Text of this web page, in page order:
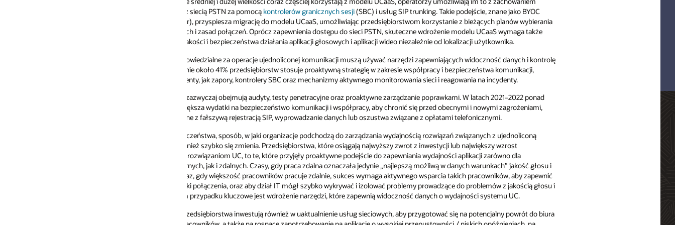
(SBC) i usług SIP trunking. Takie podejście, znane jako BYOC
przyspiesza migrację do modelu UCaaS, umożliwiając przedsiębiorstwom korzystanie z bieżących planów wybierania
i zasad połączeń. Oprócz zapewnienia dostępu do sieci PSTN, skuteczne wdrożenie modelu UCaaS wymaga także
i bezpieczeństwa działania aplikacji głosowych i aplikacji wideo niezależnie od lokalizacji użytkownika.
za operacje ujednoliconej komunikacji muszą używać narzędzi zapewniających widoczność danych i kontrolę
około 41% przedsiębiorstw stosuje proaktywną strategię w zakresie współpracy i bezpieczeństwa komunikacji,
jak zapory, kontrolery SBC oraz mechanizmy aktywnego monitorowania sieci i reagowania na incydenty.
obejmują audyty, testy penetracyjne oraz proaktywne zarządzanie poprawkami. W latach 2021–2022 ponad
wydatki na bezpieczeństwo komunikacji i współpracy, aby chronić się przed obecnymi i nowymi zagrożeniami,
z fałszywą rejestracją SIP, wyprowadzanie danych lub oszustwa związane z opłatami telefonicznymi.
sposób, w jaki organizacje podchodzą do zarządzania wydajnością rozwiązań związanych z ujednoliconą
szybko się zmienia. Przedsiębiorstwa, które osiągają najwyższy zwrot z inwestycji lub największy wzrost
UC, to te, które przyjęły proaktywne podejście do zapewniania wydajności aplikacji zarówno dla
jak i zdalnych. Czasy, gdy praca zdalna oznaczała jedynie „najlepszą możliwą w danych warunkach” jakość głosu i
gdy większość pracowników pracuje zdalnie, sukces wymaga aktywnego wsparcia takich pracowników, aby zapewnić
połączenia, oraz aby dział IT mógł szybko wykrywać i izolować problemy prowadzące do problemów z jakością głosu i
kluczowe jest wdrożenie narzędzi, które zapewnią widoczność danych o wydajności systemu UC.
inwestują również w uaktualnienie usług sieciowych, aby przygotować się na potencjalny powrót do biura